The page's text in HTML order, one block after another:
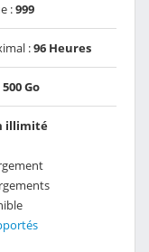
:999
:96 Heures
500 Go
illimité